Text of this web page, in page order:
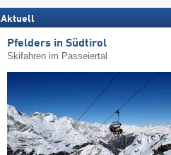
Aktuell
Pfelders in Südtirol
Skifahren im Passeiertal